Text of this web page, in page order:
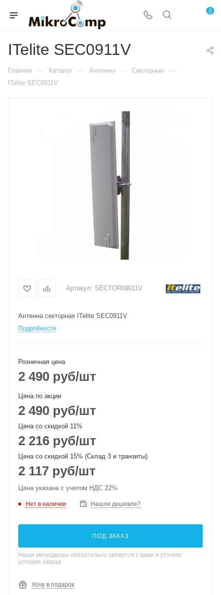
0
ITelite SEC0911V
Главная — Каталог — Антенны — Секторные —
ITelite SEC0911V
Артикул: SECTOR09011V
Антенна секторная ITelite SEC0911V
Подробности
Розничная цена
2 490 руб/шт
Цена по акции
2 490 руб/шт
Цена со скидкой 11%
2 216 руб/шт
Цена со скидкой 15% (Склад 3 и транзиты)
2 117 руб/шт
Цена указана с учетом НДС 22%
Нет в наличии Нашли дешевле?
ПОД ЗАКАЗ
Наши менеджеры обязательно свяжутся с вами и уточнят
условия заказа
Хочу в подарок